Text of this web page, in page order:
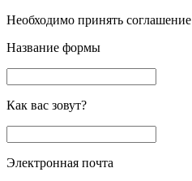
Необходимо принять соглашение
Название формы
Как вас зовут?
Электронная почта